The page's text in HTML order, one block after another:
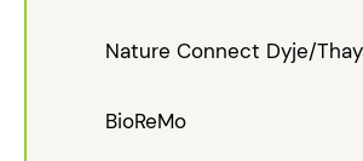
Nature Connect Dyje/
BioReMo